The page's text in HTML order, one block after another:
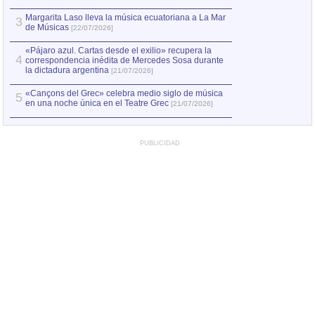
3 Margarita Laso lleva la música ecuatoriana a La Mar
de Músicas [22/07/2026]
4
«Pájaro azul. Cartas desde el exilio» recupera la
correspondencia inédita de Mercedes Sosa durante
la dictadura argentina [21/07/2026]
5 «Cançons del Grec» celebra medio siglo de música
en una noche única en el Teatre Grec [21/07/2026]
PUBLICIDAD